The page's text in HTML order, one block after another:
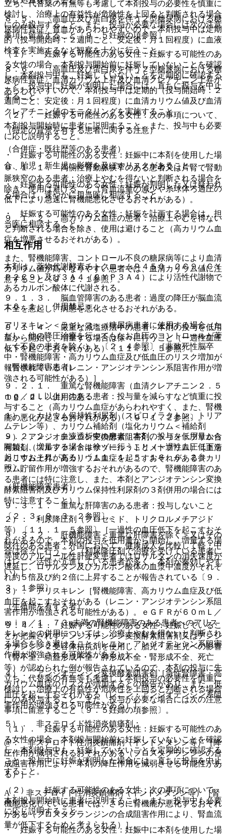
立ち、代替薬の有無等も考慮して本剤投与の必要性を慎重に
検討し、治療上の有益性が危険性を上回ると判断される場合
にのみ投与すること。また、投与が必要な場合には次の注意
事項に留意すること〔９．５妊婦の項参照〕。
（１）． 妊娠する可能性のある女性：妊娠する可能性のあ
る女性の場合、本剤投与開始前に妊娠していないことを確認
し、本剤投与中も、妊娠していないことを定期的に確認する
こと。投与中に妊娠が判明した場合には、直ちに投与を中止
すること。
（２）． 妊娠する可能性のある女性：次の事項について、
本剤投与開始時に患者に説明すること。また、投与中も必要
に応じ説明すること。
・ 妊娠する可能性のある女性：妊娠中に本剤を使用した場
合、胎児・新生児に影響を及ぼすリスクがあること。
・ 妊娠する可能性のある女性：妊娠が判明した又は疑われ
る場合は、速やかに担当医に相談すること。
・ 妊娠する可能性のある女性：妊娠を計画する場合は、担
当医に相談すること。
相互作用
本剤は、薬物代謝酵素チトクロームＰ４５０ ２Ｃ９（ＣＹ
Ｐ２Ｃ９）及び３Ａ４（ＣＹＰ３Ａ４）により活性代謝物で
あるカルボン酸体に代謝される。
１０．１． 併用禁忌：
アリスキレン＜ラジレス＞（糖尿病患者に使用する場合（た
だし、他の降圧治療を行ってもなお血圧のコントロールが著
しく不良の患者を除く））〔２．４参照〕［非致死性脳卒
中・腎機能障害・高カリウム血症及び低血圧のリスク増加が
報告されている（レニン・アンジオテンシン系阻害作用が増
強される可能性がある）］。
１０．２． 併用注意：
１）． カリウム保持性利尿剤（スピロノラクトン、トリア
ムテレン等）、カリウム補給剤（塩化カリウム＜補給剤
＞）、アンジオテンシン変換酵素阻害剤、トリメトプリム含
有製剤（スルファメトキサゾール・トリメトプリム）［血清
カリウム上昇、高カリウム血症を起こすおそれがある（カリ
ウム貯留作用が増強するおそれがあるので、腎機能障害のあ
る患者には特に注意し、また、本剤とアンジオテンシン変換
酵素阻害剤及びカリウム保持性利尿剤の３剤併用の場合には
特に注意すること）］。
２）． 利尿降圧剤（フロセミド、トリクロルメチアジド
等）〔１１．１．５参照〕［一過性の血圧低下を起こすおそ
れがあるので、本剤の投与を低用量から開始し、増量する場
合は徐々に行うこと（利尿降圧剤で治療を受けている患者に
はレニン活性が亢進している患者が多く、本剤が奏効しやす
い）］。
３）． アリスキレン［腎機能障害、高カリウム血症及び低
血圧を起こすおそれがある（レニン・アンジオテンシン系阻
害作用が増強される可能性がある）。ｅＧＦＲが６０ｍＬ／
ｍｉｎ／１．７３u未満の腎機能障害のある患者へのアリス
キレンとの併用については、治療上やむを得ないと判断され
る場合を除き避けること（レニン・アンジオテンシン系阻害
作用が増強される可能性がある）］。
４）． アンジオテンシン変換酵素阻害剤［急性腎障害・高
カリウム血症のリスクが増加するとの報告があり、また、低
血圧を起こすおそれがある（レニン・アンジオテンシン系阻
害作用が増強される可能性がある）］。
５）． 非ステロイド性消炎鎮痛剤：
@． 非ステロイド性消炎鎮痛剤（インドメタシン等）［降
圧作用が減弱されるおそれがある（プロスタグランジンの合
成阻害作用により、本剤の降圧作用を減弱させる可能性があ
る）］。
A． 非ステロイド性消炎鎮痛剤（インドメタシン等）［腎
機能悪化している患者では、さらに腎機能が悪化するおそれ
がある（プロスタグランジンの合成阻害作用により、腎血流
量が低下するためと考えられる）］。
８．５． 〈高血圧及び蛋白尿を伴う２型糖尿病における糖
尿病性腎症〉貧血があらわれやすいので、本剤投与中は定期
的（投与開始時：２週間ごと、安定後：月１回程度）に血液
検査を実施するなど観察を十分に行うこと。
８．６． 〈高血圧及び蛋白尿を伴う２型糖尿病における糖
尿病性腎症〉血清カリウム上昇及び血清クレアチニン上昇が
あらわれやすいので、本剤投与中は定期的（投与開始時：２
週間ごと、安定後：月１回程度）に血清カリウム値及び血清
クレアチニン値のモニタリングを実施すること。
（特定の背景を有する患者に関する注意）
（合併症・既往歴等のある患者）
９．１．１． 両側性腎動脈狭窄のある患者又は片腎で腎動
脈狭窄のある患者：治療上やむを得ないと判断される場合を
除き、使用は避けること（腎血流量の減少や糸球体ろ過圧の
低下により急速に腎機能悪化させるおそれがある）。
９．１．２． 高カリウム血症の患者：治療上やむを得ない
と判断される場合を除き、使用は避けること（高カリウム血
症を増悪させるおそれがある）。
また、腎機能障害、コントロール不良の糖尿病等により血清
カリウム値が高くなりやすい患者では、血清カリウム値に注
意すること〔９．２．１参照〕。
９．１．３． 脳血管障害のある患者：過度の降圧が脳血流
不全を惹起し、病態を悪化させるおそれがある。
９．１．４． 厳重な減塩療法中の患者：本剤の投与を低用
量から開始し、増量する場合は徐々に行うこと（一過性血圧
低下を起こすおそれがある）〔１１．１．５参照〕。
（腎機能障害患者）
９．２．１． 重篤な腎機能障害（血清クレアチニン２．５
ｍｇ／ｄＬ以上）のある患者：投与量を減らすなど慎重に投
与すること（高カリウム血症があらわれやすく、また、腎機
能の悪化が起きるおそれがある）〔９．１．２参照〕。
９．２．２． 血液透析中の患者：本剤の投与を低用量から
開始し、増量する場合は徐々に行うこと（一過性血圧低下を
起こすおそれがある）〔１１．１．５、１６．６．２参
照〕。
（肝機能障害患者）
９．３．１． 重篤な肝障害のある患者：投与しないこと
〔２．３、９．３．２参照〕。
９．３．２． 肝機能障害＜重篤な肝障害を除く＞又はその
既往のある患者：外国において、健康成人と比較して軽・中
等度のアルコール性肝硬変患者ではロサルタンの消失速度が
遅延し、ロサルタン及びカルボン酸体の血漿中濃度がそれぞ
れ約５倍及び約２倍に上昇することが報告されている〔９．
３．１参照〕。
（生殖能を有する者）
９．４．１． 妊娠する可能性のある女性：妊娠しているこ
とが把握されずアンジオテンシン変換酵素阻害剤又はアンジ
オテンシン２受容体拮抗剤を使用し、胎児・新生児への影響
（腎不全、頭蓋形成不全・肺形成不全・腎形成不全、死亡
等）が認められた例が報告されているので、本剤の投与に先
立ち、代替薬の有無等も考慮して本剤投与の必要性を慎重に
検討し、治療上の有益性が危険性を上回ると判断される場合
にのみ投与すること。また、投与が必要な場合には次の注意
事項に留意すること〔９．５妊婦の項参照〕。
（１）． 妊娠する可能性のある女性：妊娠する可能性のあ
る女性の場合、本剤投与開始前に妊娠していないことを確認
し、本剤投与中も、妊娠していないことを定期的に確認する
こと。投与中に妊娠が判明した場合には、直ちに投与を中止
すること。
（２）． 妊娠する可能性のある女性：次の事項について、
本剤投与開始時に患者に説明すること。また、投与中も必要
に応じ説明すること。
・ 妊娠する可能性のある女性：妊娠中に本剤を使用した場